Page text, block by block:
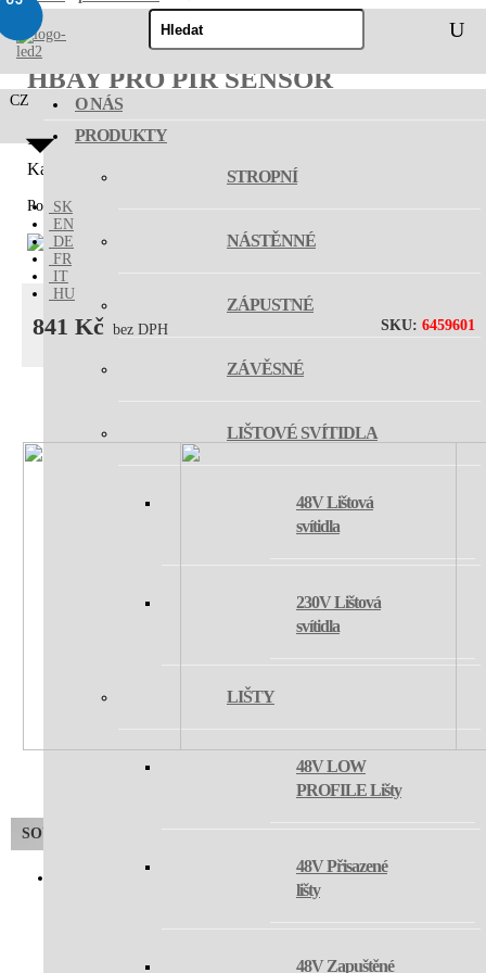
Hledat:
CZ
SK
EN
DE
FR
IT
HU
O NÁS
PRODUKTY
STROPNÍ
NÁSTĚNNÉ
ZÁPUSTNÉ
ZÁVĚSNÉ
LIŠTOVÉ SVÍTIDLA
48V Lištová
svítidla
230V Lištová
svítidla
LIŠTY
48V LOW
PROFILE Lišty
48V Přisazené
lišty
48V Zapuštěné
HBAY PRO PIR SENSOR
SKU:
6459601
Kategorie:
Pohybový senzor HBAY PRO.
841 Kč bez DPH SKU: 6459601
SOUVISEJÍCÍ PRODUKT
CONTROL